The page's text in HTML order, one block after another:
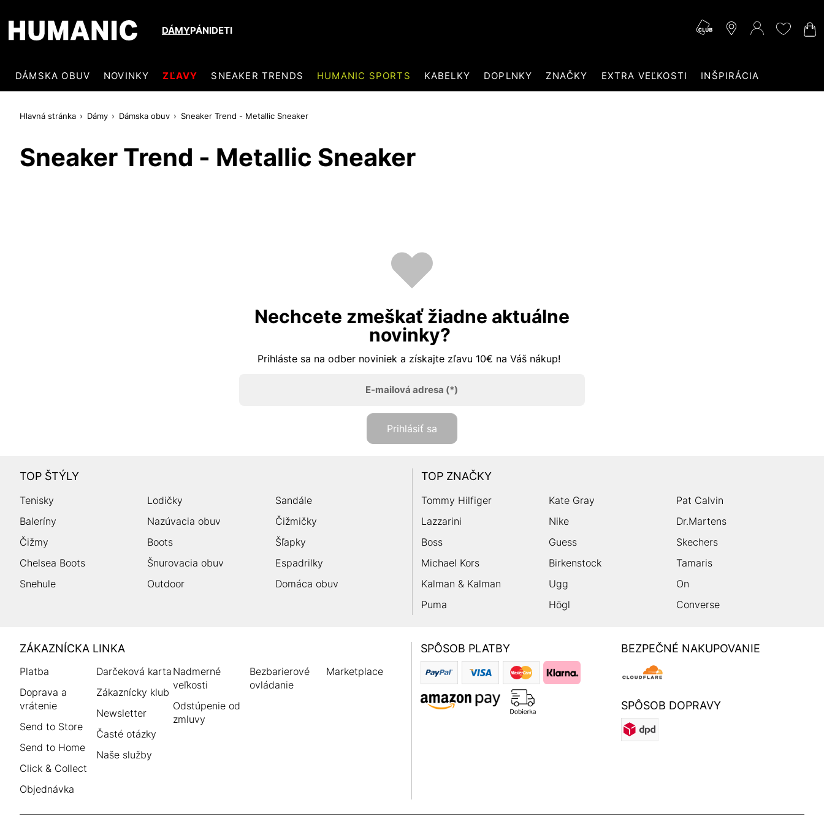
DÁMYPÁNIDETI
DÁMSKA OBUV NOVINKY ZĽAVY SNEAKER TRENDS HUMANIC SPORTS KABELKY DOPLNKY ZNAČKY EXTRA VEĽKOSTI INŠPIRÁCIA
Hlavná stránka Dámy Dámska obuv Sneaker Trend - Metallic Sneaker
Sneaker Trend - Metallic Sneaker
Nechcete zmeškať žiadne aktuálne
novinky?
Prihláste sa na odber noviniek a získajte zľavu 10€ na Váš nákup!
E-mailová adresa (*)
Prihlásiť sa
TOP ŠTÝLY
Tenisky Lodičky
Sandále
Baleríny
Nazúvacia obuv
Čižmičky
Čižmy
Boots
Šľapky
Chelsea Boots
Šnurovacia obuv
Espadrilky
Snehule
Outdoor Domáca obuv
TOP ZNAČKY
Tommy Hilfiger Kate Gray
Pat Calvin
Lazzarini
Nike
Dr.Martens
Boss
Guess
Skechers
Michael Kors
Birkenstock
Tamaris
Kalman & Kalman
Ugg
On
Puma
Högl Converse
HUMANIC
Footer
ZÁKAZNÍCKA LINKA
Platba
Doprava a
vrátenie
Send to Store
Send to Home
Click & Collect
Objednávka
Darčeková karta
Zákaznícky klub
Newsletter
Časté otázky
Naše služby
Nadmerné
veľkosti
Odstúpenie od
zmluvy
Bezbarierové
ovládanie
Marketplace
SPÔSOB PLATBY BEZPEČNÉ NAKUPOVANIE
SPÔSOB DOPRAVY